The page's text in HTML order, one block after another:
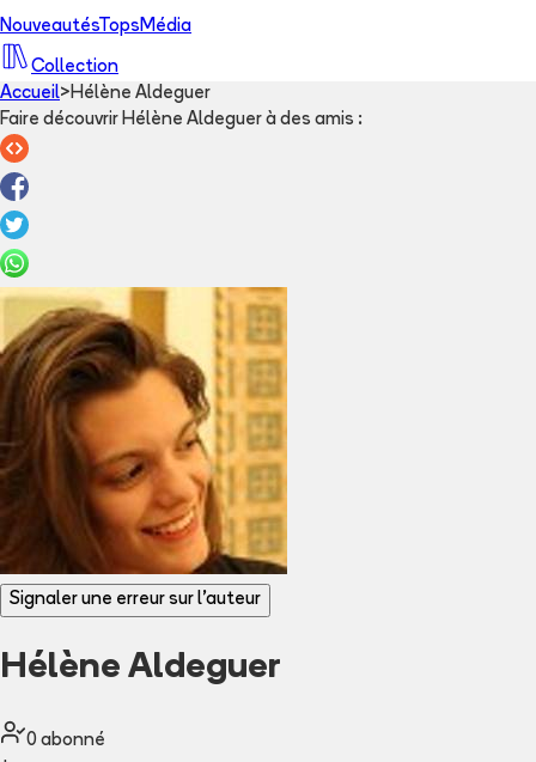
NouveautésTops Média
Collection
Accueil> Hélène Aldeguer
Faire découvrir Hélène Aldeguer à des amis :
Signaler une erreur sur l'auteur
Hélène Aldeguer
0 abonné